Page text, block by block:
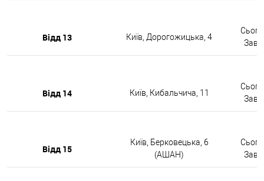
Відд 13 Київ, Дорогожицька, 4
Відд 14 Київ, Кибальчича, 11
Відд 15
Київ, Берковецька, 6
(АШАН)